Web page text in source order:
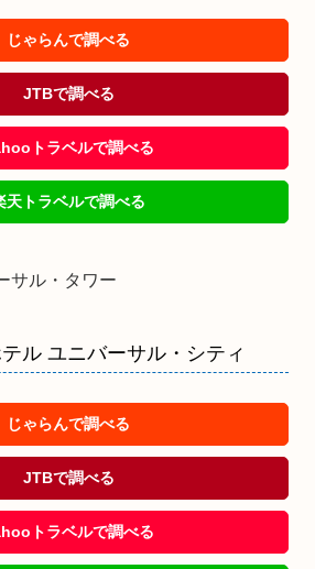
じゃらんで調べる
JTBで調べる
トラベルで調べる
天トラベルで調べる
サル・タワー
ル ユニバーサル・シティ
じゃらんで調べる
JTBで調べる
トラベルで調べる